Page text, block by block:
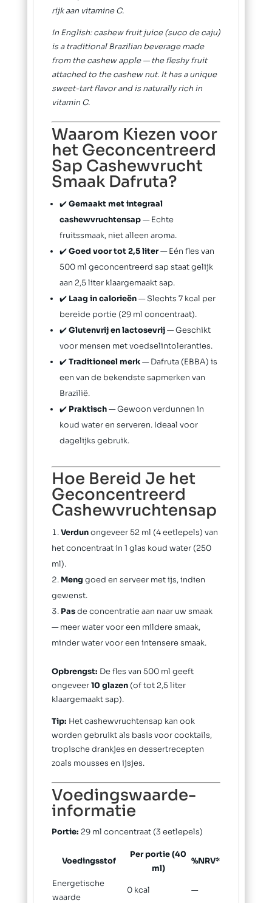
rijk aan vitamine C.
In English: cashew fruit juice (suco de caju)
is a traditional Brazilian beverage made
from the cashew apple — the fleshy fruit
attached to the cashew nut. It has a unique
sweet-tart flavor and is naturally rich in
vitamin C.
Waarom Kiezen voor
het Geconcentreerd
Sap Cashewvrucht
Smaak Dafruta?
✔️Gemaakt met integraal
cashewvruchtensap— Echte
fruitssmaak, niet alleen aroma.
✔️Goed voor tot 2,5 liter— Eén fles van
500 ml geconcentreerd sap staat gelijk
aan 2,5 liter klaargemaakt sap.
✔️ Laag in calorieën— Slechts 7 kcal per
bereide portie (29 ml concentraat).
✔️Glutenvrij en lactosevrij— Geschikt
voor mensen met voedselintoleranties.
✔️Traditioneel merk— Dafruta (EBBA) is
een van de bekendste sapmerken van
Brazilië.
✔️ Praktisch— Gewoon verdunnen in
koud water en serveren. Ideaal voor
dagelijks gebruik.
Hoe Bereid Je het
Geconcentreerd
Cashewvruchtensap
Verdunongeveer 52 ml (4 eetlepels) van
het concentraat in 1 glas koud water (250
ml).
Meng goed en serveer met ijs, indien
gewenst.
Pasde concentratie aan naar uw smaak
— meer water voor een mildere smaak,
minder water voor een intensere smaak.
Opbrengst: De fles van 500 ml geeft
ongeveer10 glazen(of tot 2,5 liter
klaargemaakt sap).
Tip: Het cashewvruchtensap kan ook
worden gebruikt als basis voor cocktails,
tropische drankjes en dessertrecepten
zoals mousses en ijsjes.
Voedingswaarde-
informatie
Portie: 29 ml concentraat (3 eetlepels)
Voedingsstof
Per portie (40
ml)
%NRV*
Energetische
waarde
0 kcal —